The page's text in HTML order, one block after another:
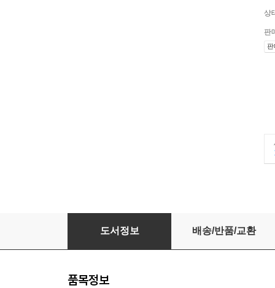
상
판
판
책 먹는 여우
도서정보 배송/반품/교환
품목정보